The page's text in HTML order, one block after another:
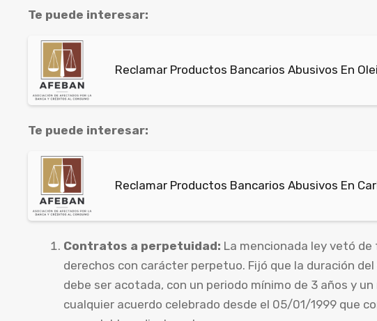
Te puede interesar:
Reclamar Productos Bancarios Abusivos En
Te puede interesar:
Reclamar Productos Bancarios Abusivos En
Contratos a perpetuidad: La mencionada ley vetó
derechos con carácter perpetuo. Fijó que la duración
debe ser acotada, con un periodo mínimo de 3 años y
cualquier acuerdo celebrado desde el 05/01/1999 que